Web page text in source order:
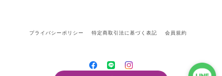
プライバシーポリシー 特定商取引法に基づく表記 会員規約